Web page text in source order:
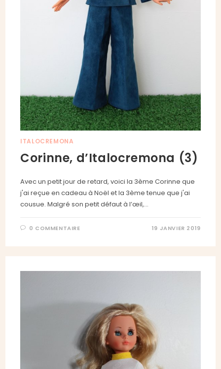
ITALOCREMONA
Corinne, d’Italocremona (3)
Avec un petit jour de retard, voici la 3ème Corinne que
j'ai reçue en cadeau à Noël et la 3ème tenue que j'ai
cousue. Malgré son petit défaut à l’œil,…
0 COMMENTAIRE 19 JANVIER 2019